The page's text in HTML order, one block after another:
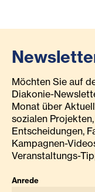
Möchten Sie auf
Diakonie-
Monat über
sozialen
Entscheidungen,
Kampagnen-
Veranstaltungs-
Anrede